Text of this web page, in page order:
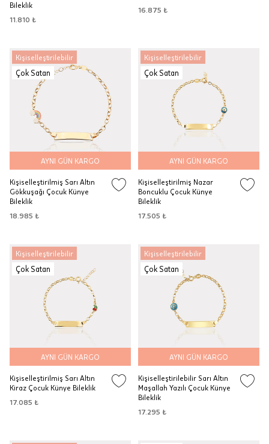
Bileklik
11.810 ₺
16.875 ₺
Kişiselleştirilebilir
Çok Satan
AYNI GÜN KARGO
Kişiselleştirilmiş Sarı Altın
Gökkuşağı Çocuk Künye
Bileklik
18.985 ₺
Kişiselleştirilebilir
Çok Satan
AYNI GÜN KARGO
Kişiselleştirilmiş Nazar
Boncuklu Çocuk Künye
Bileklik
17.505 ₺
Kişiselleştirilebilir
Çok Satan
AYNI GÜN KARGO
Kişiselleştirilmiş Sarı Altın
Kiraz Çocuk Künye Bileklik
17.085 ₺
Kişiselleştirilebilir
Çok Satan
AYNI GÜN KARGO
Kişiselleştirilebilir Sarı Altın
Maşallah Yazılı Çocuk Künye
Bileklik
17.295 ₺